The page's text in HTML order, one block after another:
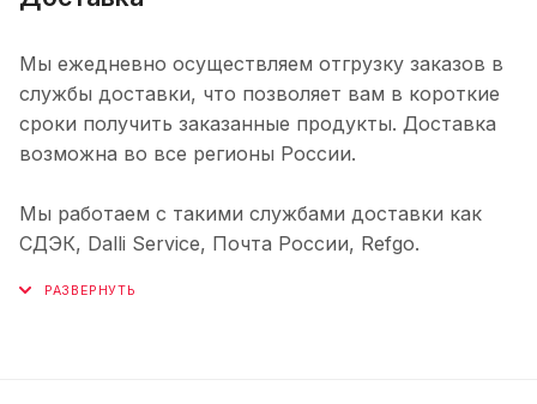
Мы ежедневно осуществляем отгрузку заказов в
службы доставки, что позволяет вам в короткие
сроки получить заказанные продукты. Доставка
возможна во все регионы России.
Мы работаем с такими службами доставки как
СДЭК, Dalli Service, Почта России, Refgo.